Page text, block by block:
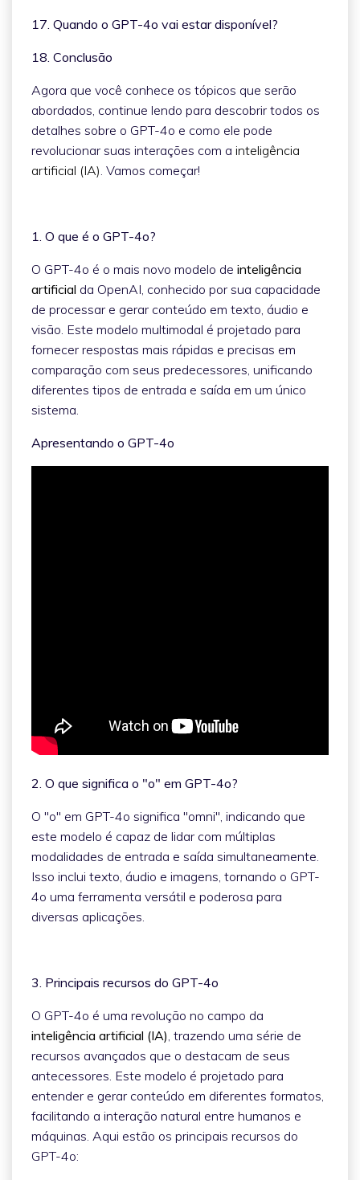
17. Quando o GPT-4o vai estar disponível?
18. Conclusão
Agora que você conhece os tópicos que serão
abordados, continue lendo para descobrir todos os
detalhes sobre o GPT-4o e como ele pode
revolucionar suas interações com a inteligência
artificial (IA) . Vamos começar!
1. O que é o GPT-4o?
O GPT-4o é o mais novo modelo de inteligência
artificial da OpenAI, conhecido por sua capacidade
de processar e gerar conteúdo em texto, áudio e
visão. Este modelo multimodal é projetado para
fornecer respostas mais rápidas e precisas em
comparação com seus predecessores, unificando
diferentes tipos de entrada e saída em um único
sistema.
Apresentando o GPT-4o
2. O que significa o "o" em GPT-4o?
O "o" em GPT-4o significa "omni", indicando que
este modelo é capaz de lidar com múltiplas
modalidades de entrada e saída simultaneamente.
Isso inclui texto, áudio e imagens, tornando o GPT-
4o uma ferramenta versátil e poderosa para
diversas aplicações.
3. Principais recursos do GPT-4o
O GPT-4o é uma revolução no campo da
inteligência artificial (IA) , trazendo uma série de
recursos avançados que o destacam de seus
antecessores. Este modelo é projetado para
entender e gerar conteúdo em diferentes formatos,
facilitando a interação natural entre humanos e
máquinas. Aqui estão os principais recursos do
GPT-4o: